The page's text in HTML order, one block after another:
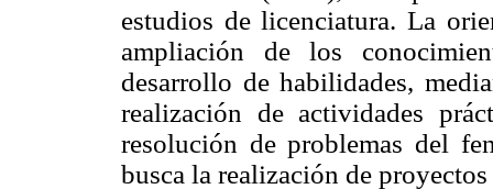
estudios de licenciatura. La
ampliación de los
desarrollo de habilidades,
realización de actividades
resolución de problemas del
busca la realización de